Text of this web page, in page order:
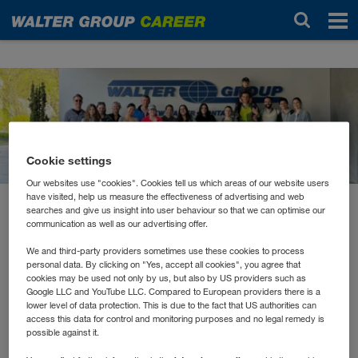
Новости
апрель 2024
WALTER GROUP räumt in
Kufstein auf
Wer in der Natur unterwegs ist, kennt es: hier eine
Plastikflasche im Feld, dort eine Getränkedose im
Cookie settings
Our websites use "cookies". Cookies tell us which areas of our website users
have visited, help us measure the effectiveness of advertising and web
searches and give us insight into user behaviour so that we can optimise our
communication as well as our advertising offer.
We and third-party providers sometimes use these cookies to process
personal data. By clicking on "Yes, accept all cookies", you agree that
cookies may be used not only by us, but also by US providers such as
Google LLC and YouTube LLC. Compared to European providers there is a
lower level of data protection. This is due to the fact that US authorities can
access this data for control and monitoring purposes and no legal remedy is
possible against it.